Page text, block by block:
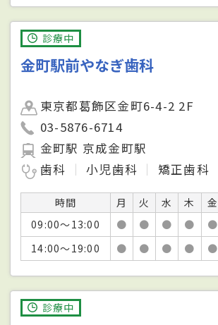
診療中
金町駅前やなぎ歯科
東京都葛飾区金町6-4-2 2F
03-5876-6714
金町駅 京成金町駅
歯科
小児歯科 矯正歯科
時間 月 火 水 木 金
09:00～13:00
● ● ● ● ●
14:00～19:00
● ● ● ● ●
診療中